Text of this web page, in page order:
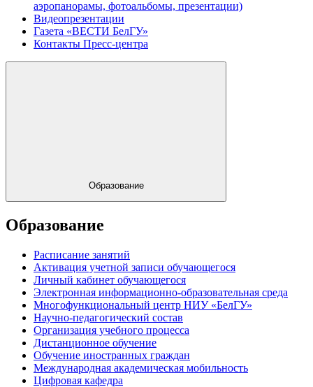
аэропанорамы, фотоальбомы, презентации)
Видеопрезентации
Газета «ВЕСТИ БелГУ»
Контакты Пресс-центра
Образование
Образование
Расписание занятий
Активация учетной записи обучающегося
Личный кабинет обучающегося
Электронная информационно-образовательная среда
Многофункциональный центр НИУ «БелГУ»
Научно-педагогический состав
Организация учебного процесса
Дистанционное обучение
Обучение иностранных граждан
Международная академическая мобильность
Цифровая кафедра